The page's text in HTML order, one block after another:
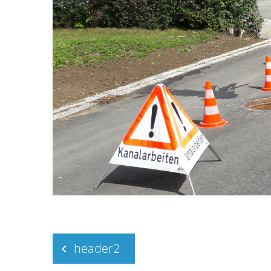
Beitragsnavigation
header2